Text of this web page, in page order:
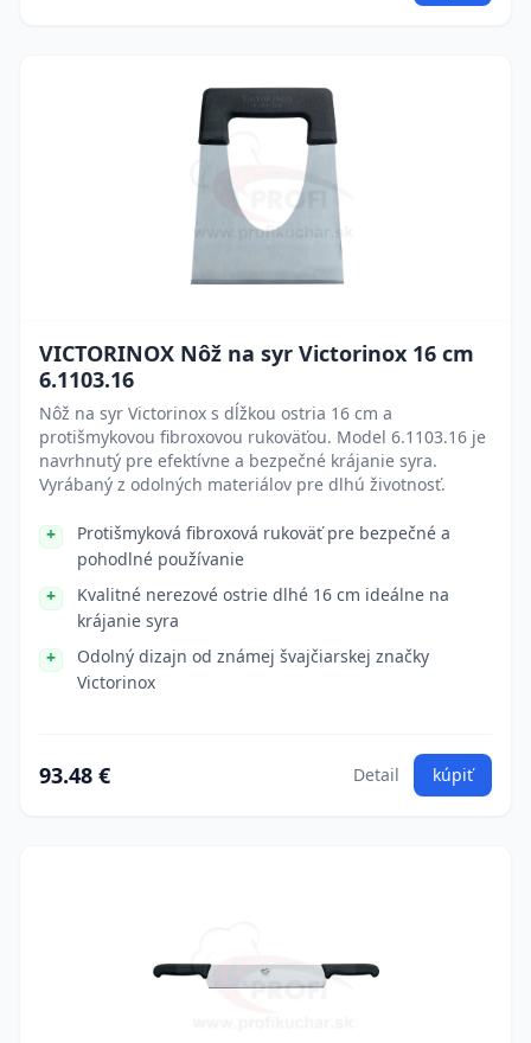
VICTORINOX Nôž na syr Victorinox 16 cm
6.1103.16
Nôž na syr Victorinox s dĺžkou ostria 16 cm a
protišmykovou fibroxovou rukoväťou. Model 6.1103.16 je
navrhnutý pre efektívne a bezpečné krájanie syra.
Vyrábaný z odolných materiálov pre dlhú životnosť.
Protišmyková fibroxová rukoväť pre bezpečné a
pohodlné používanie
Kvalitné nerezové ostrie dlhé 16 cm ideálne na
krájanie syra
Odolný dizajn od známej švajčiarskej značky
Victorinox
93.48 € Detail kúpiť